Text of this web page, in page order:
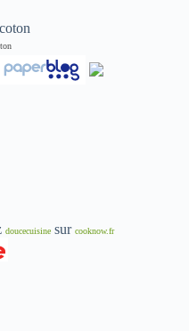
doucecuisine surcooknow.fr